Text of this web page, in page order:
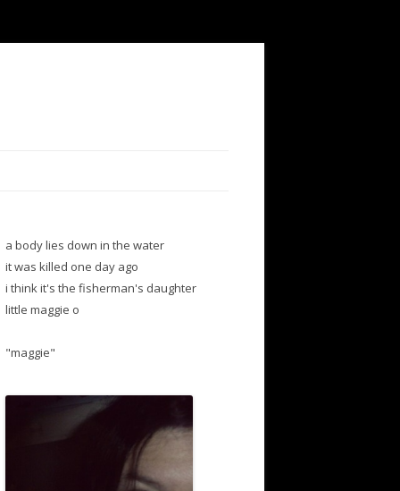
a body lies down in the water
it was killed one day ago
i think it's the fisherman's daughter
little maggie o
"maggie"